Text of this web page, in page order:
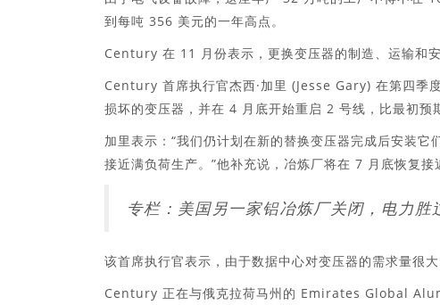
到每吨 356 美元的一年高点。
Century 在 11 月份表示，更换变压器的制造、运输和
Century 首席执行官杰西·加里 (Jesse Gary) 在第四季
损坏的变压器，并在 4 月底开始重启 2 号线，比最初预
加里表示：“我们仍计划在新的替换变压器完成后安装
接近满负荷生产。”他补充说，冶炼厂将在 7 月底恢复接
专栏：美国另一家铝冶炼厂关闭，电力胜
该首席执行官表示，由于数据中心对变压器的需求量很
Century 正在与俄克拉荷马州的 Emirates Global